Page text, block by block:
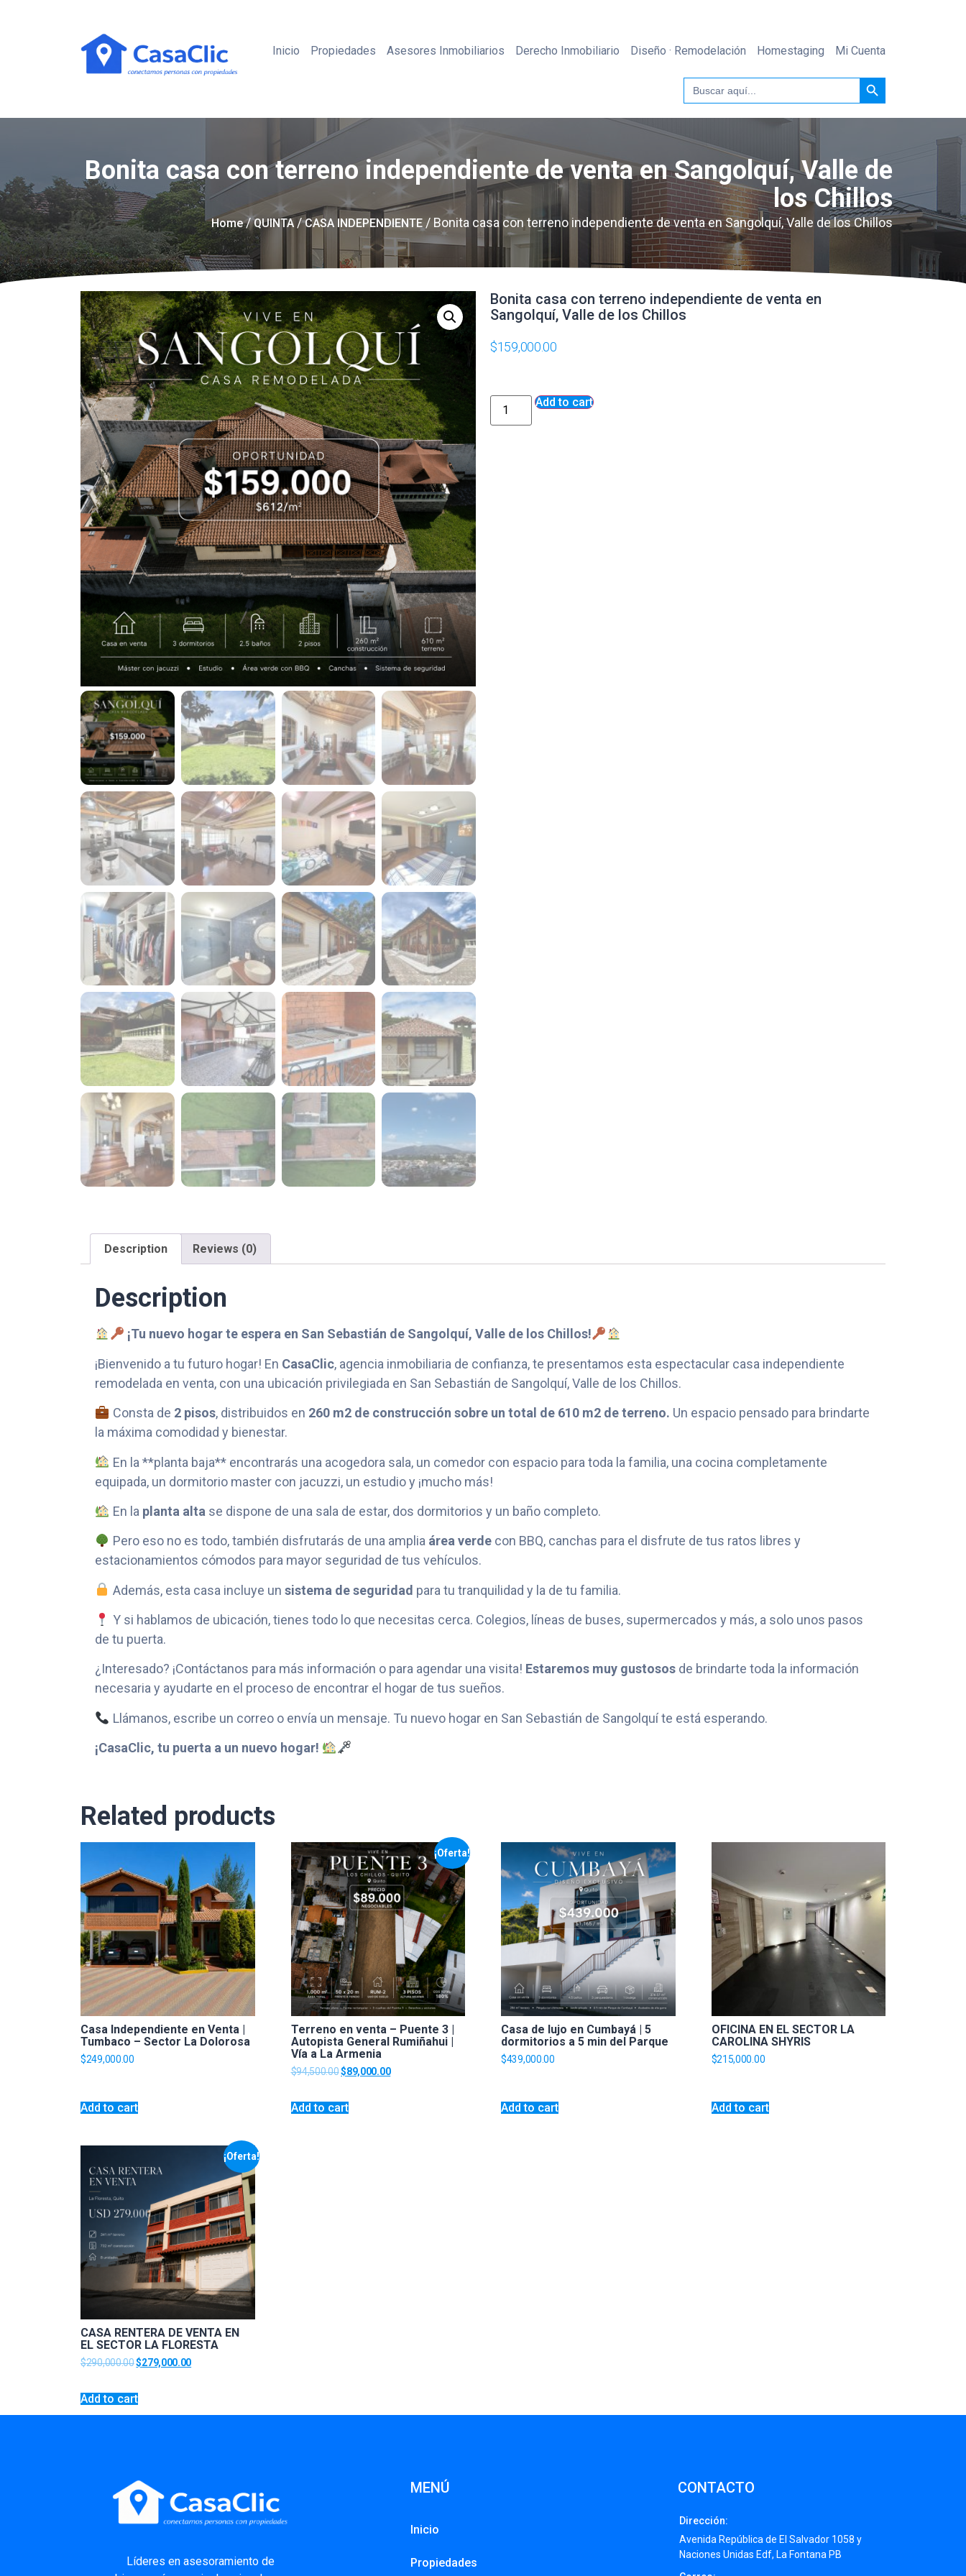
Inicio Propiedades Asesores Inmobiliarios Derecho Inmobiliario Diseño · Remodelación Homestaging Mi Cuenta
Buscar: Botón de búsqueda
Bonita casa con terreno independiente de venta en Sangolquí, Valle de
los Chillos
Home/QUINTA /CASA INDEPENDIENTE / Bonita casa con terreno independiente de venta en Sangolquí, Valle de los Chillos
Bonita casa con terreno independiente de venta en
Sangolquí, Valle de los Chillos
$159,000.00
Add to cart
Description Reviews (0)
Description
¡Tu nuevo hogar te espera en San Sebastián de Sangolquí, Valle de los Chillos!
¡Bienvenido a tu futuro hogar! En CasaClic, agencia inmobiliaria de confianza, te presentamos esta espectacular casa independiente
remodelada en venta, con una ubicación privilegiada en San Sebastián de Sangolquí, Valle de los Chillos.
Consta de 2 pisos, distribuidos en 260 m2 de construcción sobre un total de 610 m2 de terreno. Un espacio pensado para brindarte
la máxima comodidad y bienestar.
En la **planta baja** encontrarás una acogedora sala, un comedor con espacio para toda la familia, una cocina completamente
equipada, un dormitorio master con jacuzzi, un estudio y ¡mucho más!
En la planta alta se dispone de una sala de estar, dos dormitorios y un baño completo.
Pero eso no es todo, también disfrutarás de una ampliaárea verdecon BBQ, canchas para el disfrute de tus ratos libres y
estacionamientos cómodos para mayor seguridad de tus vehículos.
Además, esta casa incluye un sistema de seguridad para tu tranquilidad y la de tu familia.
Y si hablamos de ubicación, tienes todo lo que necesitas cerca. Colegios, líneas de buses, supermercados y más, a solo unos pasos
de tu puerta.
¿Interesado? ¡Contáctanos para más información o para agendar una visita! Estaremos muy gustosos de brindarte toda la información
necesaria y ayudarte en el proceso de encontrar el hogar de tus sueños.
Llámanos, escribe un correo o envía un mensaje. Tu nuevo hogar en San Sebastián de Sangolquí te está esperando.
¡CasaClic, tu puerta a un nuevo hogar!
Related products
Casa Independiente en Venta |
Tumbaco – Sector La Dolorosa
$249,000.00
Add to cart
¡Oferta!
Terreno en venta – Puente 3 |
Autopista General Rumiñahui |
Vía a La Armenia
$94,500.00$89,000.00
Add to cart
Casa de lujo en Cumbayá | 5
dormitorios a 5 min del Parque
$439,000.00
Add to cart
OFICINA EN EL SECTOR LA
CAROLINA SHYRIS
$215,000.00
Add to cart
¡Oferta!
CASA RENTERA DE VENTA EN
EL SECTOR LA FLORESTA
$290,000.00$279,000.00
Add to cart
Líderes en asesoramiento de
MENÚ
Inicio
Propiedades
CONTACTO
Dirección:
Avenida República de El Salvador 1058 y
Naciones Unidas Edf, La Fontana PB